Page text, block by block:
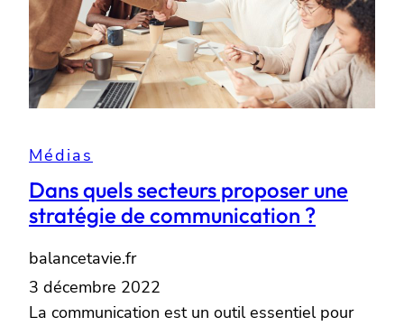
Médias
Dans quels secteurs proposer une
stratégie de communication ?
balancetavie.fr
3 décembre 2022
La communication est un outil essentiel pour